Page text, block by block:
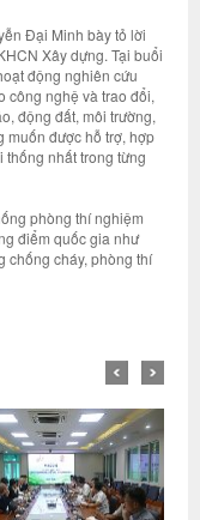
Đại Minh bày tỏ lời
Xây dựng. Tại buổi
động nghiên cứu
công nghệ và trao đổi,
động đất, môi trường,
được hỗ trợ, hợp
thống nhất trong từng
phòng thí nghiệm
điểm quốc gia như
chống cháy, phòng thí